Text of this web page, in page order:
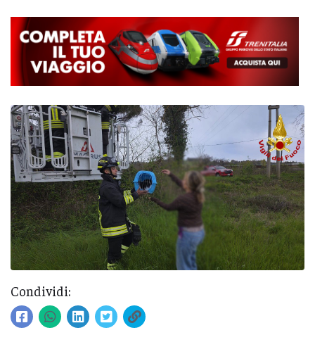
Condividi: